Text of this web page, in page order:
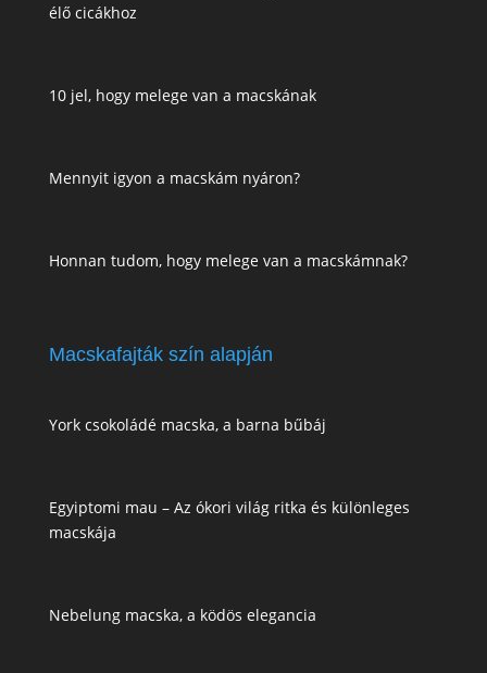
élő cicákhoz
10 jel, hogy melege van a macskának
Mennyit igyon a macskám nyáron?
Honnan tudom, hogy melege van a macskámnak?
Macskafajták szín alapján
York csokoládé macska, a barna bűbáj
Egyiptomi mau – Az ókori világ ritka és különleges
macskája
Nebelung macska, a ködös elegancia